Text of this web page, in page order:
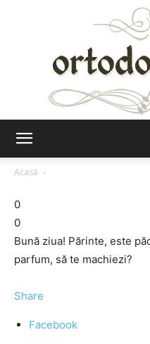
Acasă
0
0
Bună ziua! Părinte, este
parfum, să te machiezi?
Share
Facebook